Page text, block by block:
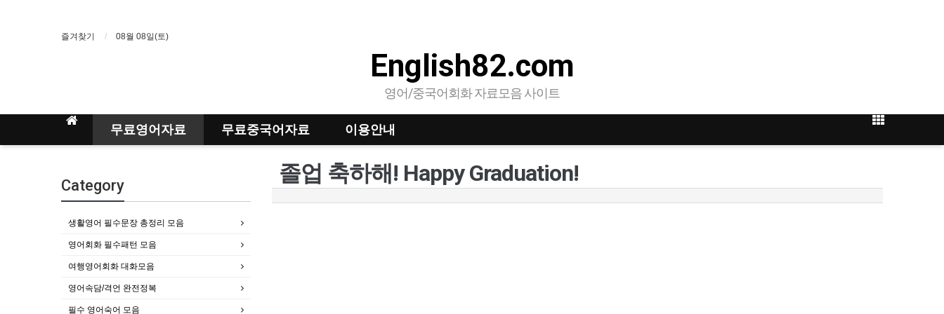
즐겨찾기 08월 08일(토)
English82.com
영어/중국어회화 자료모음 사이트
무료영어자료 무료중국어자료 이용안내
졸업 축하해! Happy Graduation!
Category
생활영어 필수문장 총정리 모음
영어회화 필수패턴 모음
여행영어회화 대화모음
영어속담/격언 완전정복
필수 영어숙어 모음